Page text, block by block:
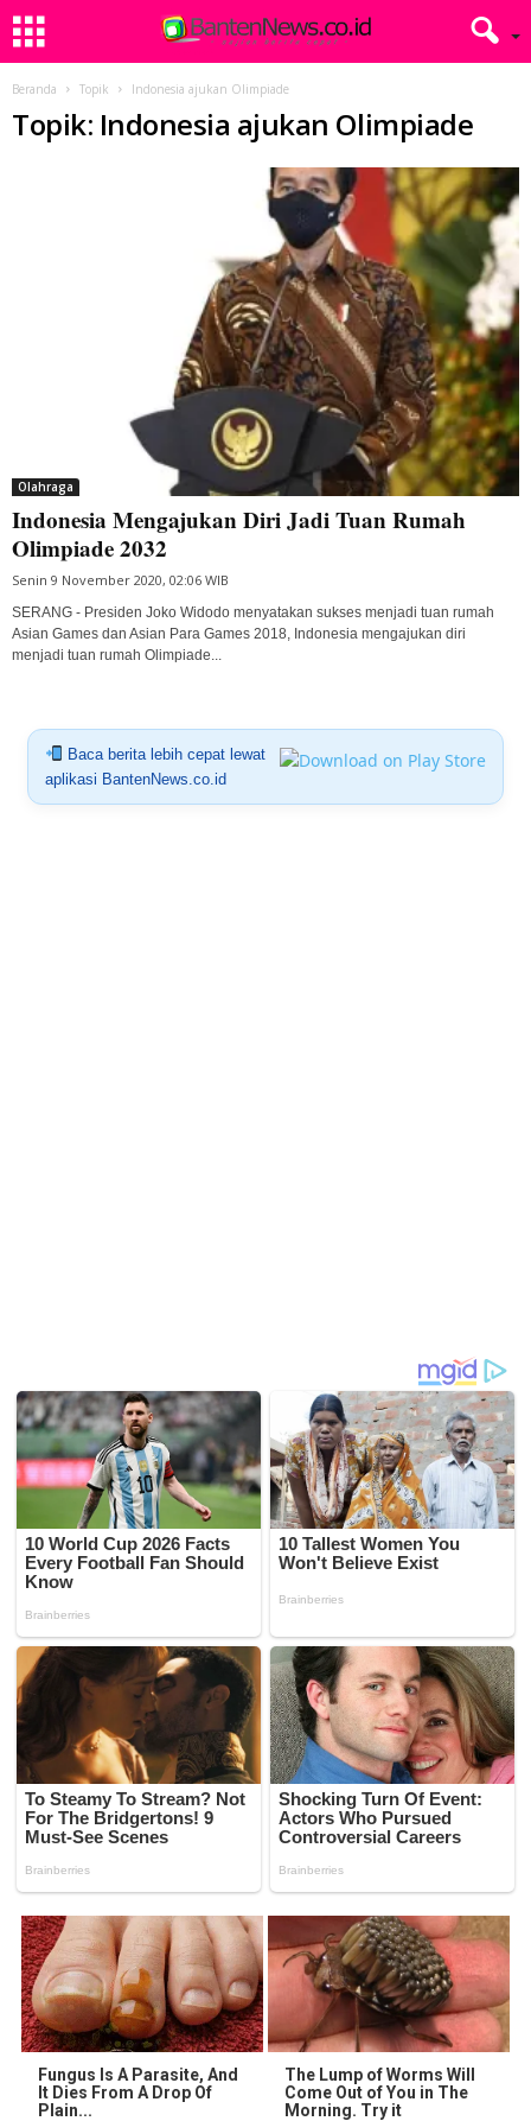
Beranda Topik Indonesia ajukan Olimpiade
Topik: Indonesia ajukan Olimpiade
Olahraga
Indonesia Mengajukan Diri Jadi Tuan Rumah
Olimpiade 2032
Senin 9 November 2020, 02:06 WIB
SERANG - Presiden Joko Widodo menyatakan sukses menjadi tuan rumah
Asian Games dan Asian Para Games 2018, Indonesia mengajukan diri
menjadi tuan rumah Olimpiade...
Baca berita lebih cepat lewat
aplikasi BantenNews.co.id
Fungus Is A Parasite, And
It Dies From A Drop Of
Plain...
The Lump of Worms Will
Come Out of You in The
Morning. Try it